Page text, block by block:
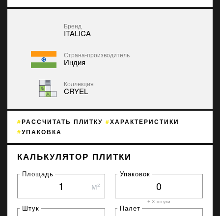
Бренд
ITALICA
Страна-производитель
Индия
Коллекция
CRYEL
РАССЧИТАТЬ ПЛИТКУ
ХАРАКТЕРИСТИКИ
УПАКОВКА
КАЛЬКУЛЯТОР ПЛИТКИ
Площадь
м²
Упаковок
+ X штуки
Штук Палет